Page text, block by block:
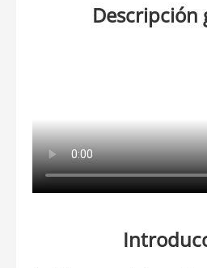
Descripción